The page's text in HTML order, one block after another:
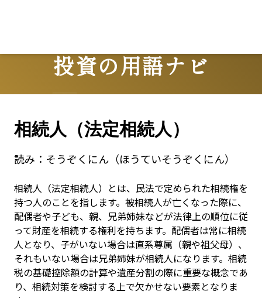
投資の用語ナビ
Terms
相続人（法定相続人）
読み： そうぞくにん（ほうていそうぞくにん）
相続人（法定相続人）とは、民法で定められた相続権を
持つ人のことを指します。被相続人が亡くなった際に、
配偶者や子ども、親、兄弟姉妹などが法律上の順位に従
って財産を相続する権利を持ちます。配偶者は常に相続
人となり、子がいない場合は直系尊属（親や祖父母）、
それもいない場合は兄弟姉妹が相続人になります。相続
税の基礎控除額の計算や遺産分割の際に重要な概念であ
り、相続対策を検討する上で欠かせない要素となりま